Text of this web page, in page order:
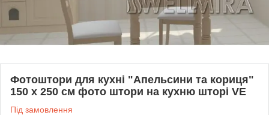
Фотоштори для кухні "Апельсини та кориця"
150 х 250 см фото штори на кухню шторі VE
Під замовлення